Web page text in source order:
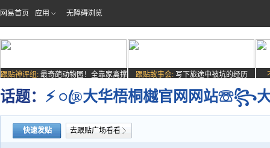
网易首页 应用 无障碍浏览
跟贴神评组: 最奇葩动物园！全靠家禽撑
跟贴故事会: 写下旅途中被坑的经历
话题： ⚡ ꦿ®大华梧桐樾官网网站☏꧂
快速发贴 去跟贴广场看看